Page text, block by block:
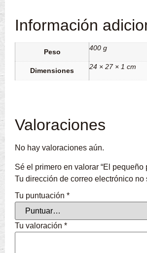
Información
Peso 400 g
Dimensiones 24 × 27 × 1 cm
Valoraciones
No hay valoraciones aún.
Sé el primero en valorar “El pequeño
Tu dirección de correo electrónico no
Tu puntuación *
Tu valoración *